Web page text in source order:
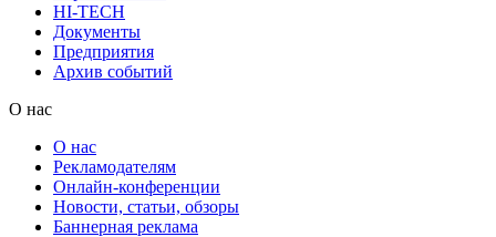
HI-TECH
Документы
Предприятия
Архив событий
О нас
О нас
Рекламодателям
Онлайн-конференции
Новости, статьи, обзоры
Баннерная реклама